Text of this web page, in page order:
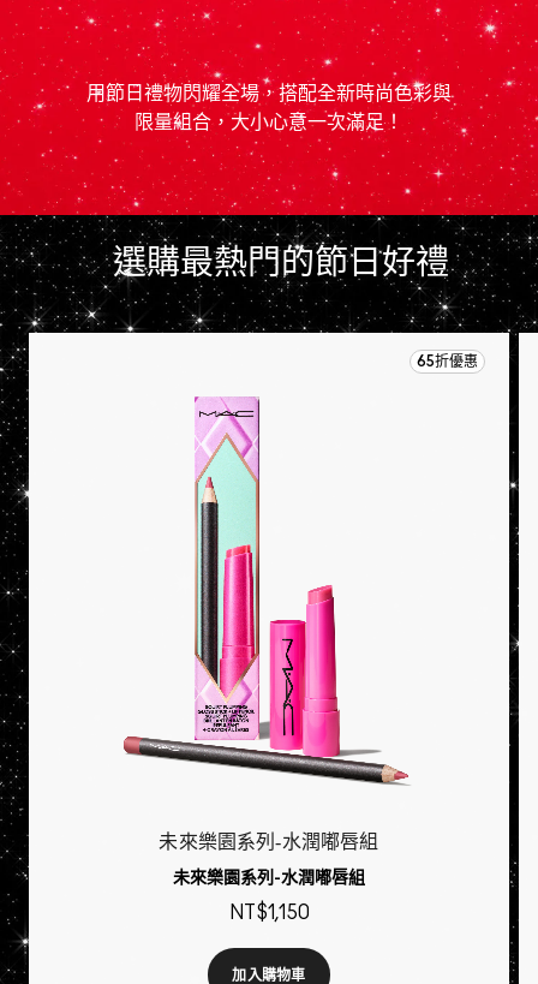
用節日禮物閃耀全場，搭配全新時尚色彩與
限量組合，大小心意一次滿足！
選購最熱門的節日好禮
65折優惠
未來樂園系列-水潤嘟唇組
未來樂園系列-水潤嘟唇組
NT$1,150
加入購物車